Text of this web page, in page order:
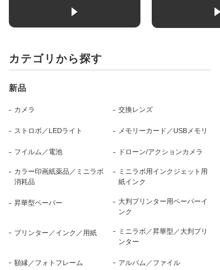
カテゴリから探す
新品
カメラ 交換レンズ
ストロボ／LEDライト メモリーカード／USBメモリ
フイルム／電池 ドローン/アクションカメラ
カラー印画紙薬品／ミニラボ
消耗品
ミニラボ用インクジェット用
紙インク
昇華型ペーパー
大判プリンター用ペーパーイ
ンク
プリンター／インク／用紙
ミニラボ／昇華型／大判プリ
ンター
額縁／フォトフレーム アルバム／ファイル